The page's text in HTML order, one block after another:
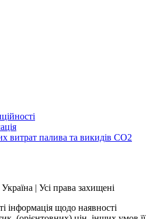
витрат палива та викидів СО2
| Усі права захищені
інформація щодо наявності